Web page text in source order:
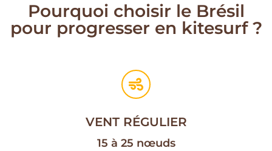
Pourquoi choisir le Brésil
pour progresser en kitesurf ?
VENT RÉGULIER
15 à 25 nœuds